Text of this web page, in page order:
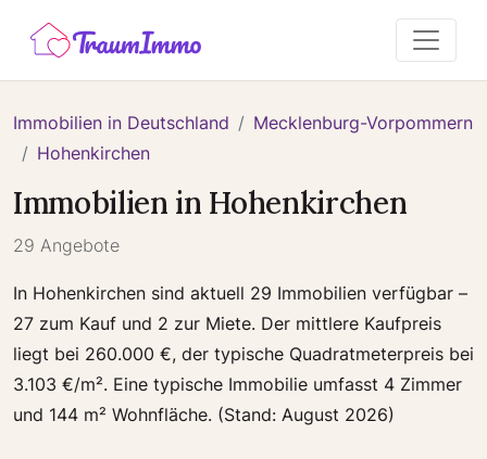
Immobilien in Deutschland
Mecklenburg-Vorpommern
Hohenkirchen
Immobilien in Hohenkirchen
29 Angebote
In Hohenkirchen sind aktuell 29 Immobilien verfügbar –
27 zum Kauf und 2 zur Miete. Der mittlere Kaufpreis
liegt bei 260.000 €, der typische Quadratmeterpreis bei
3.103 €/m². Eine typische Immobilie umfasst 4 Zimmer
und 144 m² Wohnfläche. (Stand: August 2026)